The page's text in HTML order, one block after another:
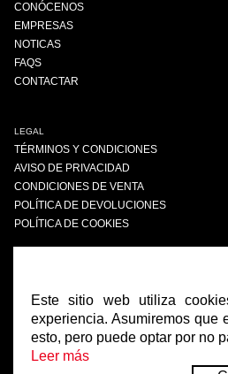
CONÓCENOS
EMPRESAS
NOTICAS
FAQS
CONTACTAR
LEGAL
TÉRMINOS Y CONDICIONES
AVISO DE PRIVACIDAD
CONDICIONES DE VENTA
POLÍTICA DE DEVOLUCIONES
POLÍTICA DE COOKIES
FACEBOOK
INSTAGRAM
Este sitio web utiliza
experiencia. Asumiremos que
esto, pero puede optar por no
Leer más